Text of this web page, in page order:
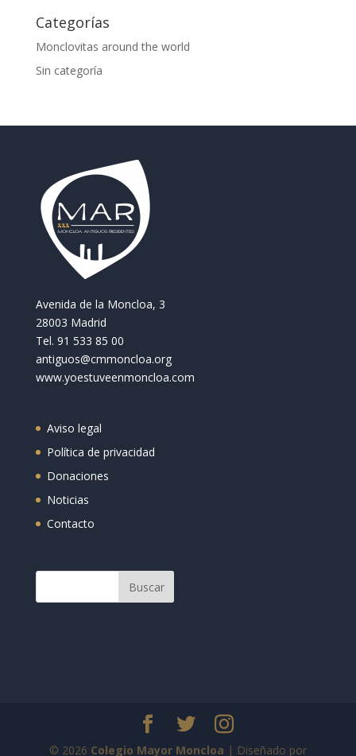
Categorías
Monclovitas around the world
Sin categoría
Avenida de la Moncloa, 3
28003 Madrid
Tel. 91 533 85 00
antiguos@cmmoncloa.org
www.yoestuveenmoncloa.com
Aviso legal
Política de privacidad
Donaciones
Noticias
Contacto
© 2026 Colegio Mayor Moncloa | Diseñado por